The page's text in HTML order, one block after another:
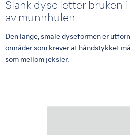
Slank dyse letter bruken
av munnhulen
Den lange, smale dyseformen er
områder som krever at håndstykket
som mellom jeksler.